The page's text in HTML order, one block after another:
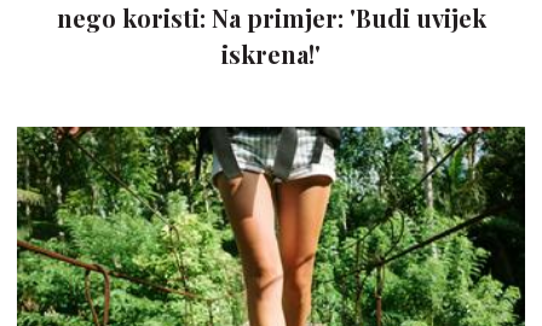
nego koristi: Na primjer: 'Budi uvijek
iskrena!'